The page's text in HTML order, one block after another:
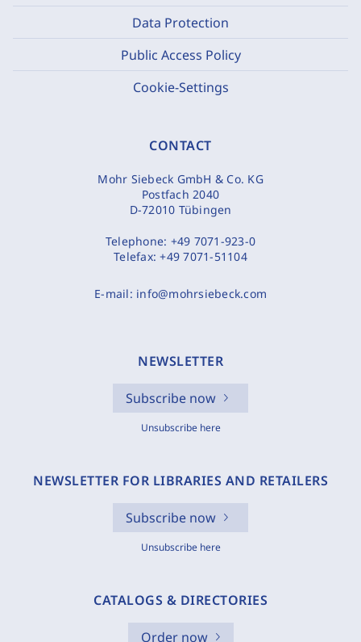
Data Protection
Public Access Policy
Cookie-Settings
CONTACT
Mohr Siebeck GmbH & Co. KG
Postfach 2040
D-72010 Tübingen
Telephone: +49 7071-923-0
Telefax:+49 7071-51104
E-mail: info@mohrsiebeck.com
NEWSLETTER
Subscribe now
Unsubscribe here
NEWSLETTER FOR LIBRARIES AND RETAILERS
Subscribe now
Unsubscribe here
CATALOGS & DIRECTORIES
Order now